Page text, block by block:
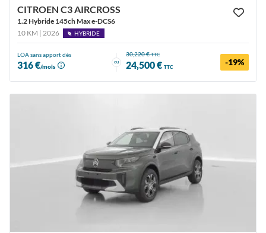
CITROEN C3 AIRCROSS
1.2 Hybride 145ch Max e-DCS6
10 KM | 2026
HYBRIDE
LOA sans apport dès
316 €/mois
ou
30,220 €TTC
24,500 € TTC -19%